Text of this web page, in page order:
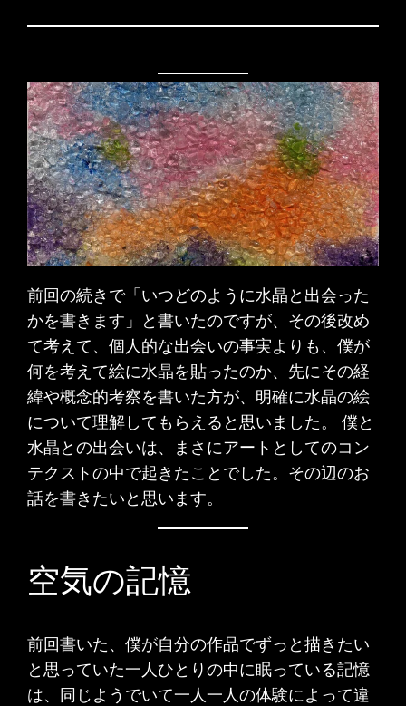
前回の続きで「いつどのように水晶と出会った
かを書きます」と書いたのですが、その後改め
て考えて、個人的な出会いの事実よりも、僕が
何を考えて絵に水晶を貼ったのか、先にその経
緯や概念的考察を書いた方が、明確に水晶の絵
について理解してもらえると思いました。 僕と
水晶との出会いは、まさにアートとしてのコン
テクストの中で起きたことでした。その辺のお
話を書きたいと思います。
空気の記憶
前回書いた、僕が自分の作品でずっと描きたい
と思っていた一人ひとりの中に眠っている記憶
は、同じようでいて一人一人の体験によって違